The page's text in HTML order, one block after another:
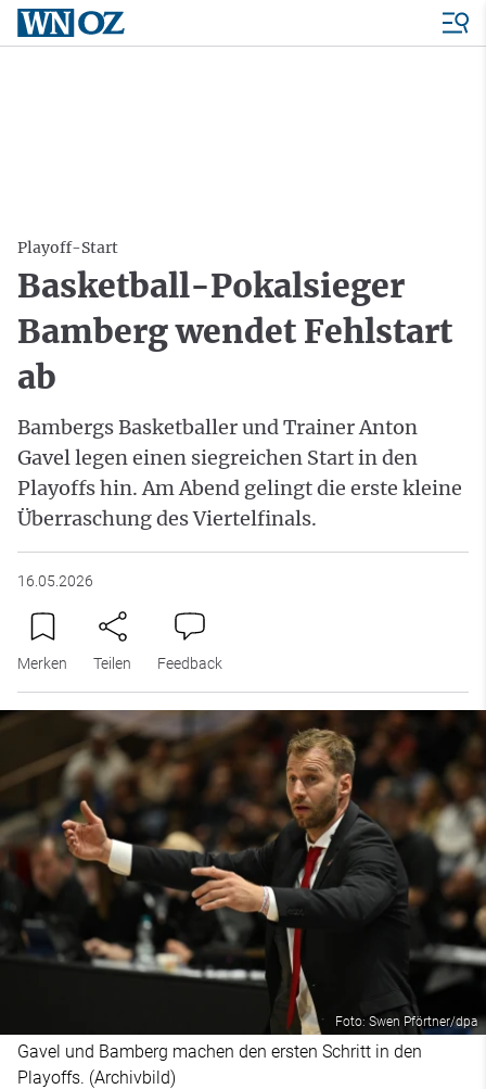
Playoff-Start
Basketball-Pokalsieger
Bamberg wendet Fehlstart
ab
Bambergs Basketballer und Trainer Anton
Gavel legen einen siegreichen Start in den
Playoffs hin. Am Abend gelingt die erste kleine
Überraschung des Viertelfinals.
16.05.2026
Merken Teilen Feedback
Foto: Swen Pförtner/dpa
Gavel und Bamberg machen den ersten Schritt in den
Playoffs. (Archivbild)